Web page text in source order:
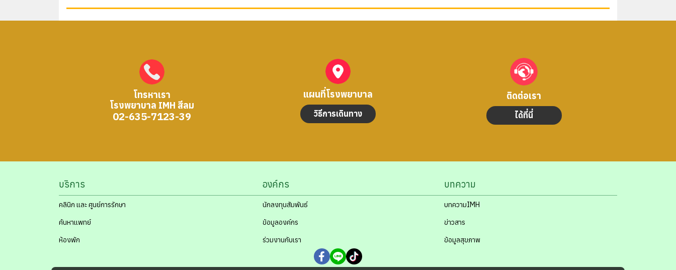
โทรหาเรา
โรงพยาบาล IMH สีลม
02-635-7123-39
แผนที่โรงพยาบาล
วิธีการเดินทาง
ติดต่อเรา
ได้ที่นี่
บริการ
คลินิก และ ศูนย์การรักษา
ค้นหาแพทย์
ห้องพัก
องค์กร
นักลงทุนสัมพันธ์
ข้อมูลองค์กร
ร่วมงานกับเรา
บทความ
บทความIMH
ข่าวสาร
ข้อมูลสุขภาพ